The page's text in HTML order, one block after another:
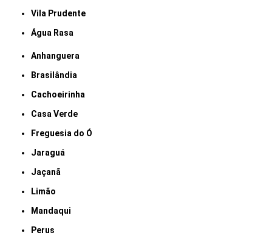
Vila Prudente
Água Rasa
Anhanguera
Brasilândia
Cachoeirinha
Casa Verde
Freguesia do Ó
Jaraguá
Jaçanã
Limão
Mandaqui
Perus